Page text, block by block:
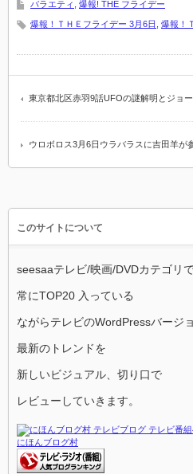
バラエティ 爆報! THE フライデー
爆報！ＴＨＥフライデー 3月6日 爆報！
東京都北区赤羽9話UFOの謎解明とジョ
ウロボロス3月6日ウラバラスに吉田羊が
このサイトについて
seesaaテレビ/映画/DVDカテゴリ
常にTOP20 入っている
ながらテレビのWordPressバージ
最新のトレンドを
新しいビジュアル、切り口で
レビューしていきます。
にほんブログ村